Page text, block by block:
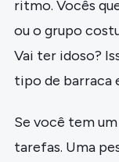
ritmo. Vocês
ou o grupo
Vai ter idoso?
tipo de barraca
Se você tem
tarefas. Uma